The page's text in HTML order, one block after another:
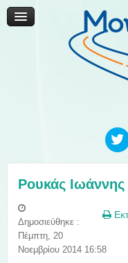
Ρουκάς Ιωάννης
Δημοσιεύθηκε :
Πέμπτη, 20
Νοεμβρίου 2014 16:58